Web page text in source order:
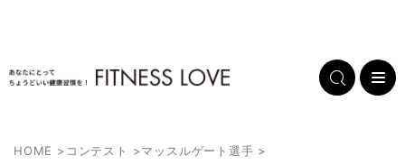
HOME > コンテスト >マッスルゲート選手 >